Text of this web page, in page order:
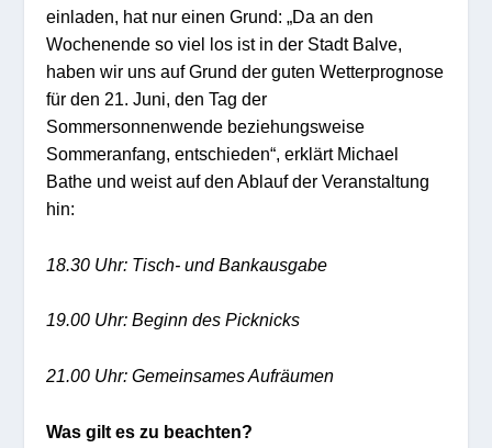
einladen, hat nur einen Grund: „Da an den
Wochenende so viel los ist in der Stadt Balve,
haben wir uns auf Grund der guten Wetterprognose
für den 21. Juni, den Tag der
Sommersonnenwende beziehungsweise
Sommeranfang, entschieden“, erklärt Michael
Bathe und weist auf den Ablauf der Veranstaltung
hin:
18.30 Uhr: Tisch- und Bankausgabe
19.00 Uhr: Beginn des Picknicks
21.00 Uhr: Gemeinsames Aufräumen
Was gilt es zu beachten?